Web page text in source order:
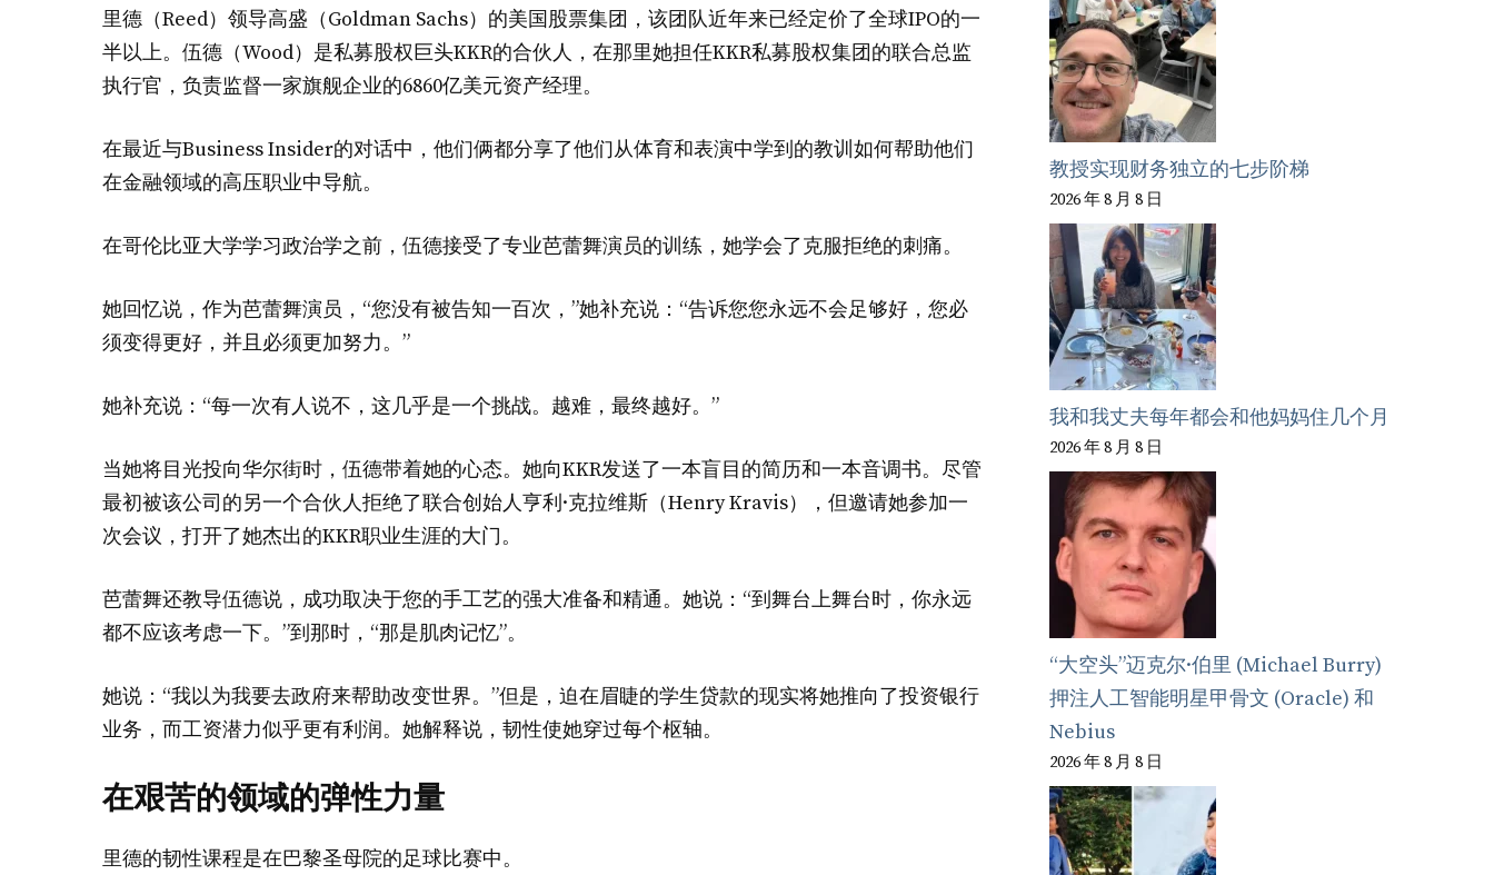
里德（Reed）领导高盛（Goldman Sachs）的美国股票集团，该团队近年来已经定价了全球IPO的一
半以上。伍德（Wood）是私募股权巨头KKR的合伙人，在那里她担任KKR私募股权集团的联合总监
执行官，负责监督一家旗舰企业的6860亿美元资产经理。
在最近与Business Insider的对话中，他们俩都分享了他们从体育和表演中学到的教训如何帮助他们
在金融领域的高压职业中导航。
在哥伦比亚大学学习政治学之前，伍德接受了专业芭蕾舞演员的训练，她学会了克服拒绝的刺痛。
她回忆说，作为芭蕾舞演员，“您没有被告知一百次，”她补充说：“告诉您您永远不会足够好，您必
须变得更好，并且必须更加努力。”
她补充说：“每一次有人说不，这几乎是一个挑战。越难，最终越好。”
当她将目光投向华尔街时，伍德带着她的心态。她向KKR发送了一本盲目的简历和一本音调书。尽管
最初被该公司的另一个合伙人拒绝了联合创始人亨利·克拉维斯（Henry Kravis），但邀请她参加一
次会议，打开了她杰出的KKR职业生涯的大门。
芭蕾舞还教导伍德说，成功取决于您的手工艺的强大准备和精通。她说：“到舞台上舞台时，你永远
都不应该考虑一下。”到那时，“那是肌肉记忆”。
她说：“我以为我要去政府来帮助改变世界。”但是，迫在眉睫的学生贷款的现实将她推向了投资银行
业务，而工资潜力似乎更有利润。她解释说，韧性使她穿过每个枢轴。
在艰苦的领域的弹性力量
里德的韧性课程是在巴黎圣母院的足球比赛中。
教授实现财务独立的七步阶梯
2026 年 8 月 8 日
我和我丈夫每年都会和他妈妈住几个月
2026 年 8 月 8 日
“大空头”迈克尔·伯里 (Michael Burry)
押注人工智能明星甲骨文 (Oracle) 和
Nebius
2026 年 8 月 8 日